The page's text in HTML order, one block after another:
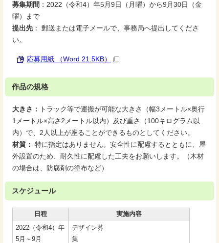
募集期間 ：2022（令和4）年5月9日（月曜）から9月30日（金
曜）まで
提出先： 郵送または電子メールで、事務局へ提出してくださ
い。
応募用紙 （Word 21.5KB）
作品の規格
大きさ：
トラック等で運搬が可能な大きさ（幅3メートル×奥行
1メートル×高さ2メートル以内）及び重さ（100キログラム以
内）で、2人以上が座ることができるものとしてください。
材質： 特に指定はありません。安全性に配慮するとともに、屋
外設置のため、耐久性に配慮した工夫をお願いします。（木材
の場合は、防腐剤の塗布など）
スケジュール
日程
実施内容
2022（令和4）年
5月～9月
デザイン募
集